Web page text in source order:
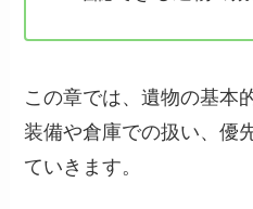
この章では、遺物の基本
装備や倉庫での扱い、優
ていきます。